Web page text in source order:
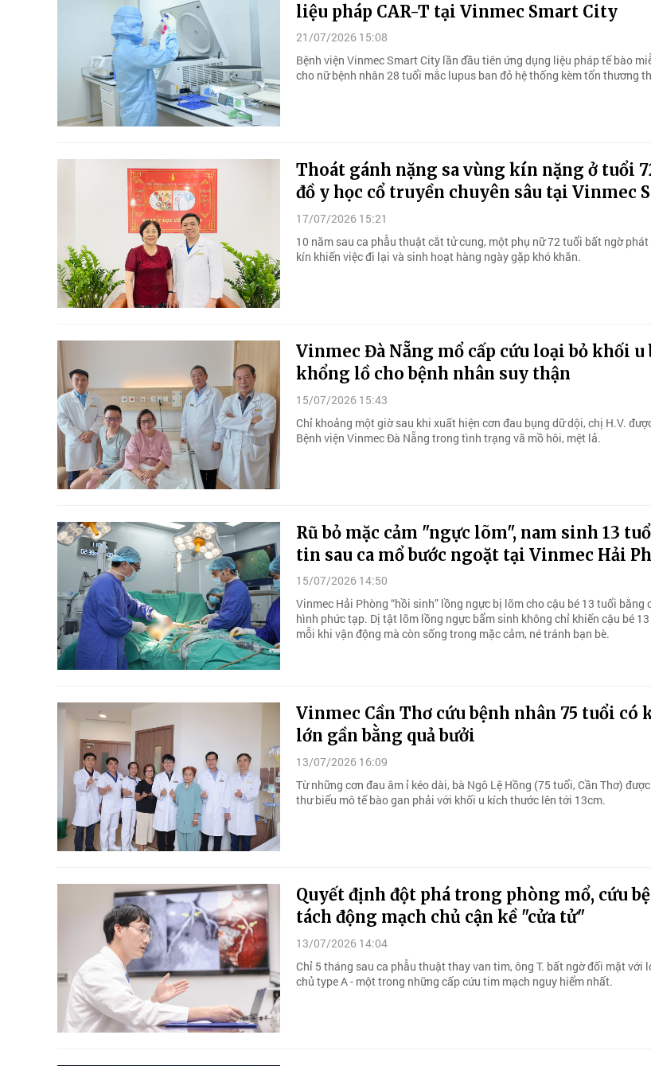
liệu pháp CAR-T tại Vinmec Smart City
21/07/2026 15:08
Bệnh viện Vinmec Smart City lần đầu tiên ứng dụng liệu pháp tế bào
cho nữ bệnh nhân 28 tuổi mắc lupus ban đỏ hệ thống kèm tổn thương
Thoát gánh nặng sa vùng kín nặng ở tuổi
đồ y học cổ truyền chuyên sâu tại Vinmec
17/07/2026 15:21
10 năm sau ca phẫu thuật cắt tử cung, một phụ nữ 72 tuổi bất ngờ
kín khiến việc đi lại và sinh hoạt hàng ngày gặp khó khăn.
Vinmec Đà Nẵng mổ cấp cứu loại bỏ khối
khổng lồ cho bệnh nhân suy thận
15/07/2026 15:43
Chỉ khoảng một giờ sau khi xuất hiện cơn đau bụng dữ dội, chị H.V.
Bệnh viện Vinmec Đà Nẵng trong tình trạng vã mồ hôi, mệt lả.
Rũ bỏ mặc cảm "ngực lõm", nam sinh 13
tin sau ca mổ bước ngoặt tại Vinmec Hải
15/07/2026 14:50
Vinmec Hải Phòng “hồi sinh” lồng ngực bị lõm cho cậu bé 13 tuổi
hình phức tạp. Dị tật lõm lồng ngực bẩm sinh không chỉ khiến cậu bé
mỗi khi vận động mà còn sống trong mặc cảm, né tránh bạn bè.
Vinmec Cần Thơ cứu bệnh nhân 75 tuổi có
lớn gần bằng quả bưởi
13/07/2026 16:09
Từ những cơn đau âm ỉ kéo dài, bà Ngô Lệ Hồng (75 tuổi, Cần Thơ)
thư biểu mô tế bào gan phải với khối u kích thước lên tới 13cm.
Quyết định đột phá trong phòng mổ, cứu
tách động mạch chủ cận kề "cửa tử"
13/07/2026 14:04
Chỉ 5 tháng sau ca phẫu thuật thay van tim, ông T. bất ngờ đối mặt với
chủ type A - một trong những cấp cứu tim mạch nguy hiểm nhất.